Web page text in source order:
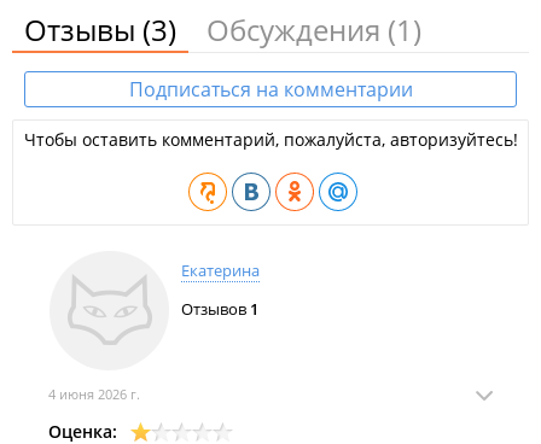
Отзывы (3) Обсуждения (1)
Подписаться на комментарии
Чтобы оставить комментарий, пожалуйста, авторизуйтесь!
Екатерина
Отзывов 1
4 июня 2026 г.
Оценка: